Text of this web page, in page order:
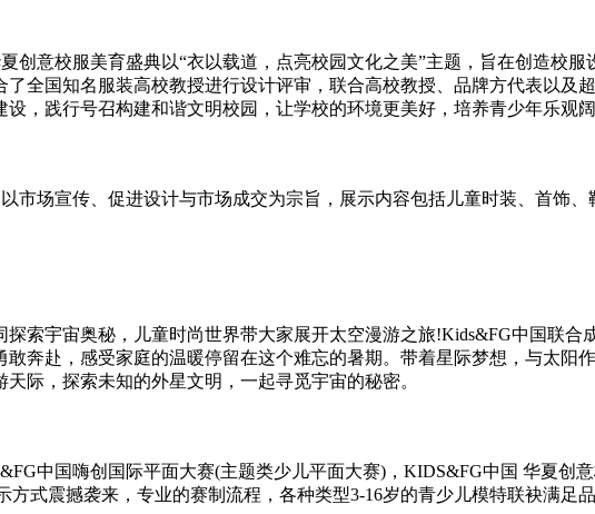
创意校服美育盛典以“衣以载道，点亮校园文化之美”主题，旨在创造校
了全国知名服装高校教授进行设计评审，联合高校教授、品牌方代表以及
设，践行号召构建和谐文明校园，让学校的环境更美好，培养青少年乐观
市场宣传、促进设计与市场成交为宗旨，展示内容包括儿童时装、首饰
索宇宙奥秘，儿童时尚世界带大家展开太空漫游之旅!Kids&FG中国联合
奔赴，感受家庭的温暖停留在这个难忘的暑期。带着星际梦想，与太阳
际，探索未知的外星文明，一起寻觅宇宙的秘密。
中国嗨创国际平面大赛(主题类少儿平面大赛)，KIDS&FG中国 华夏创
式震撼袭来，专业的赛制流程，各种类型3-16岁的青少儿模特联袂满足